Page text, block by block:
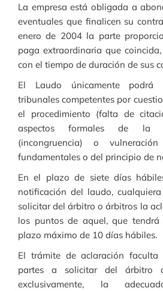
La empresa está obligada a
eventuales que finalicen su
enero de 2004 la parte
paga extraordinaria que
con el tiempo de duración de sus
El Laudo únicamente podrá
tribunales competentes por
el procedimiento (falta de
aspectos formales de la
(incongruencia) o
fundamentales o del principio de
En el plazo de siete días
notificación del laudo,
solicitar del árbitro o árbitros la
los puntos de aquel, que
plazo máximo de 10 días hábiles.
El trámite de aclaración
partes a solicitar del árbitro
exclusivamente, la